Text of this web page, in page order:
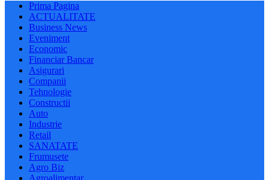
Prima Pagina
ACTUALITATE
Business News
Eveniment
Economic
Financiar Bancar
Asigurari
Companii
Tehnologie
Constructii
Auto
Industrie
Retail
SANATATE
Frumusete
Agro Biz